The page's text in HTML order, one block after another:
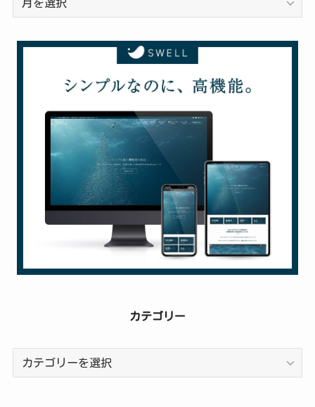
投
カテゴリー